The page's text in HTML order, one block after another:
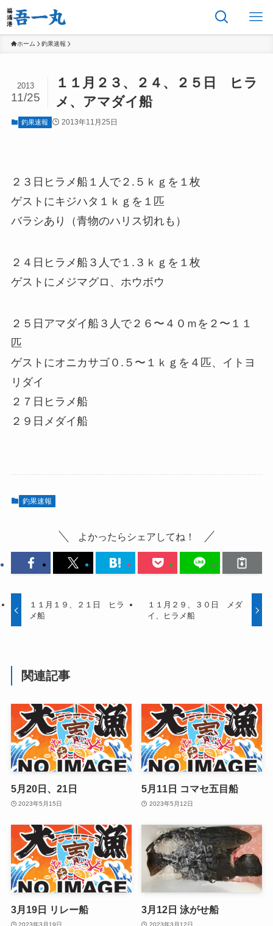
ホーム 釣果速報
１１月２３、２４、２５日 ヒラ
メ、アマダイ船
2013
11/25
釣果速報 2013年11月25日
２３日ヒラメ船１人で２.５ｋｇを１枚
ゲストにキジハタ１ｋｇを１匹
バラシあり（青物のハリス切れも）
２４日ヒラメ船３人で１.３ｋｇを１枚
ゲストにメジマグロ、ホウボウ
２５日アマダイ船３人で２６〜４０ｍを２〜１１
匹
ゲストにオニカサゴ０.５〜１ｋｇを４匹、イトヨ
リダイ
２７日ヒラメ船
２９日メダイ船
釣果速報
よかったらシェアしてね！
１１月１９、２１日 ヒラ
メ船
１１月２９、３０日 メダ
イ、ヒラメ船
関連記事
5月20日、21日
2023年5月15日
5月11日 コマセ五目船
2023年5月12日
3月19日 リレー船
2023年3月19日
3月12日 泳がせ船
2023年3月12日